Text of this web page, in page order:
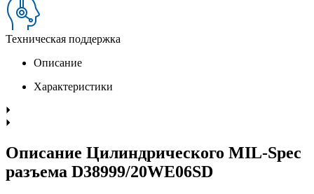
Техническая поддержка
Описание
Характеристики
Описание Цилиндрического MIL-Spec
разъема D38999/20WE06SD